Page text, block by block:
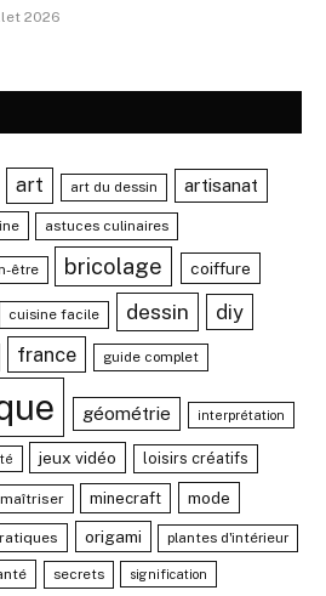
2026
art art du dessin artisanat
astuces culinaires
être bricolage coiffure
cuisine facile dessin diy
france guide complet
géométrie interprétation
jeux vidéo loisirs créatifs
maîtriser minecraft mode
origami plantes d'intérieur
secrets signification